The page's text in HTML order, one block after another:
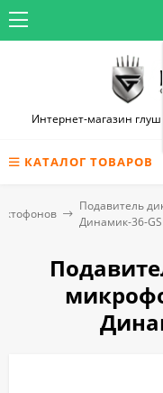
Интернет-магазин
КАТАЛОГ ТОВАРОВ
Подавитель
Динамик-36-